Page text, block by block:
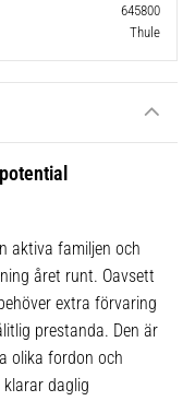
645800
Thule
aktiva familjen och
året runt. Oavsett
extra förvaring
prestanda. Den är
olika fordon och
klarar daglig